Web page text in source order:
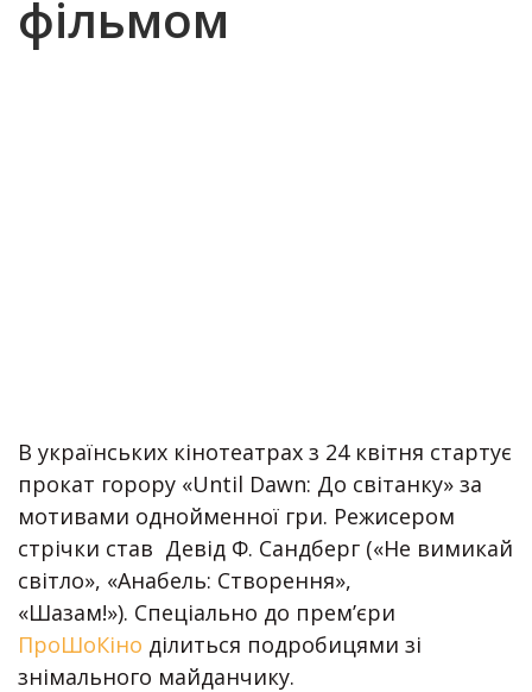
фільмом
В українських кінотеатрах з 24 квітня стартує
прокат горору «Until Dawn: До світанку» за
мотивами однойменної гри. Режисером
стрічки став Девід Ф. Сандберг («Не вимикай
світло», «Анабель: Створення»,
«Шазам!»). Спеціально до прем’єри
ПроШоКіно ділиться подробицями зі
знімального майданчику.